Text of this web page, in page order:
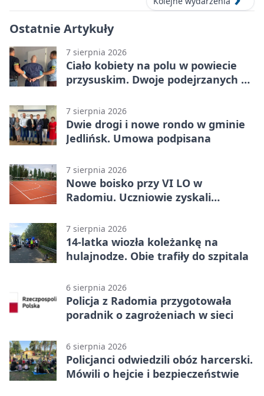
Ostatnie Artykuły
7 sierpnia 2026
Ciało kobiety na polu w powiecie
przysuskim. Dwoje podejrzanych w
7 sierpnia 2026
Dwie drogi i nowe rondo w gminie
Jedlińsk. Umowa podpisana
7 sierpnia 2026
Nowe boisko przy VI LO w
Radomiu. Uczniowie zyskali
7 sierpnia 2026
14-latka wiozła koleżankę na
hulajnodze. Obie trafiły do szpitala
6 sierpnia 2026
Policja z Radomia przygotowała
poradnik o zagrożeniach w sieci
6 sierpnia 2026
Policjanci odwiedzili obóz harcerski.
Mówili o hejcie i bezpieczeństwie